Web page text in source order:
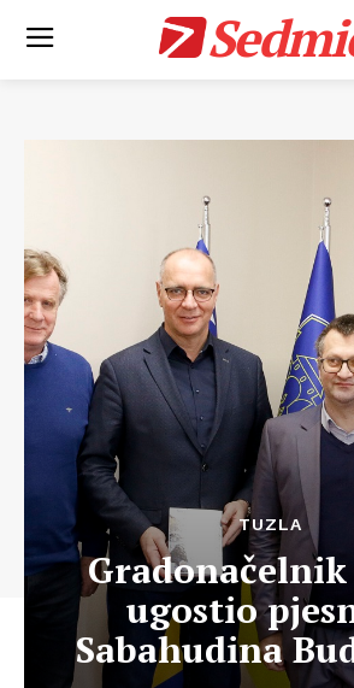
TUZLA
Gradonačelnik
ugostio
Sabahudina